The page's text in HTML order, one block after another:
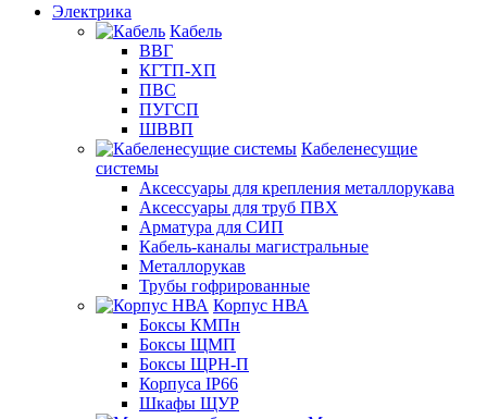
Электрика
Кабель
ВВГ
КГТП-ХП
ПВС
ПУГСП
ШВВП
Кабеленесущие
системы
Аксессуары для крепления металлорукава
Аксессуары для труб ПВХ
Арматура для СИП
Кабель-каналы магистральные
Металлорукав
Трубы гофрированные
Корпус НВА
Боксы КМПн
Боксы ЩМП
Боксы ЩРН-П
Корпуса IP66
Шкафы ЩУР